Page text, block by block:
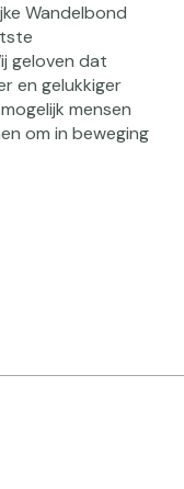
Wandelbond
geloven dat
en gelukkiger
mensen
om in beweging